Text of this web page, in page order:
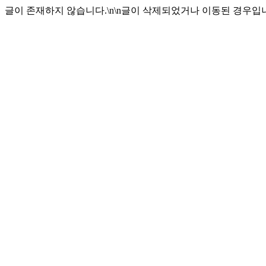
글이 존재하지 않습니다.\n\n글이 삭제되었거나 이동된 경우입